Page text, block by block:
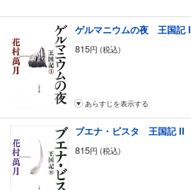
ゲルマニウムの夜 王国記 I
815円 (税込)
あらすじを表示する
ブエナ・ビスタ 王国記 II
815円 (税込)